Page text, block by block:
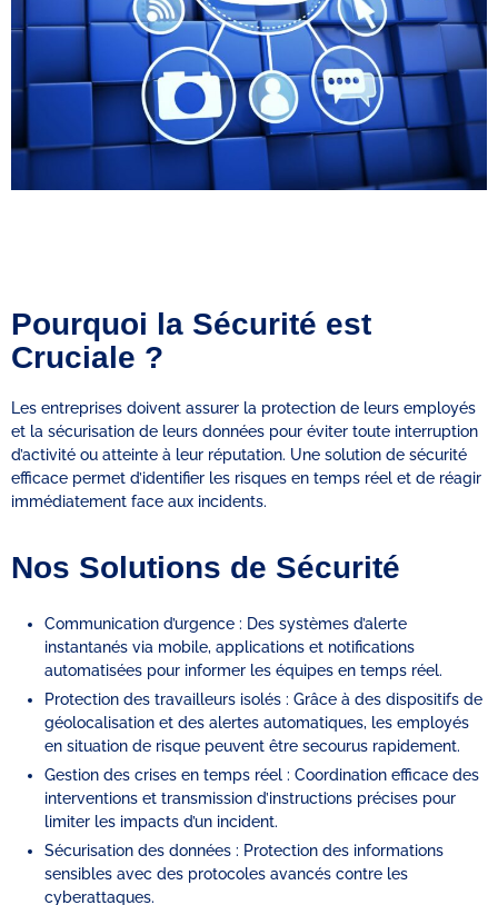
Pourquoi la Sécurité est
Cruciale ?
Les entreprises doivent assurer la protection de leurs employés
et la sécurisation de leurs données pour éviter toute interruption
d’activité ou atteinte à leur réputation. Une solution de sécurité
efficace permet d’identifier les risques en temps réel et de réagir
immédiatement face aux incidents.
Nos Solutions de Sécurité
Communication d’urgence : Des systèmes d’alerte
instantanés via mobile, applications et notifications
automatisées pour informer les équipes en temps réel.
Protection des travailleurs isolés : Grâce à des dispositifs de
géolocalisation et des alertes automatiques, les employés
en situation de risque peuvent être secourus rapidement.
Gestion des crises en temps réel : Coordination efficace des
interventions et transmission d’instructions précises pour
limiter les impacts d’un incident.
Sécurisation des données : Protection des informations
sensibles avec des protocoles avancés contre les
cyberattaques.